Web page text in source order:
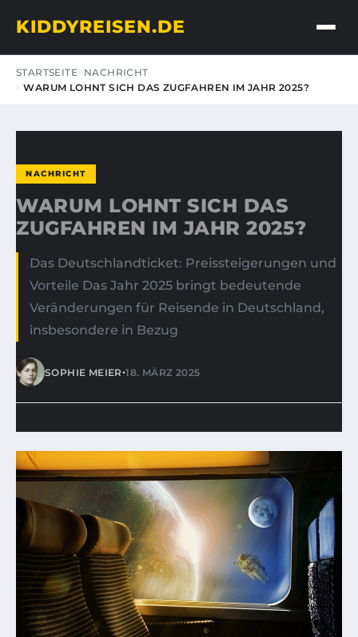
KIDDYREISEN.DE
STARTSEITE NACHRICHT
WARUM LOHNT SICH DAS ZUGFAHREN IM JAHR 2025?
NACHRICHT
WARUM LOHNT SICH DAS
ZUGFAHREN IM JAHR 2025?
Das Deutschlandticket: Preissteigerungen und
Vorteile Das Jahr 2025 bringt bedeutende
Veränderungen für Reisende in Deutschland,
insbesondere in Bezug
SOPHIE MEIER•18. MÄRZ 2025